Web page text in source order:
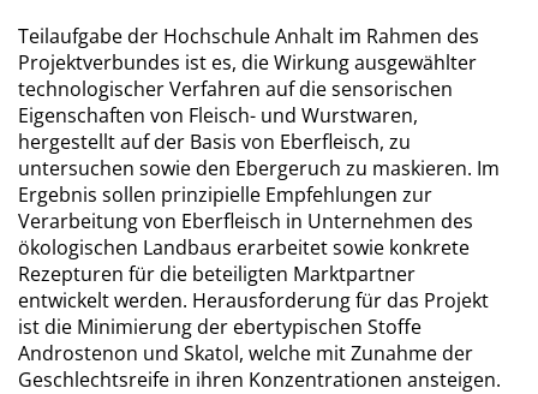
Teilaufgabe der Hochschule Anhalt im Rahmen des
Projektverbundes ist es, die Wirkung ausgewählter
technologischer Verfahren auf die sensorischen
Eigenschaften von Fleisch- und Wurstwaren,
hergestellt auf der Basis von Eberfleisch, zu
untersuchen sowie den Ebergeruch zu maskieren. Im
Ergebnis sollen prinzipielle Empfehlungen zur
Verarbeitung von Eberfleisch in Unternehmen des
ökologischen Landbaus erarbeitet sowie konkrete
Rezepturen für die beteiligten Marktpartner
entwickelt werden. Herausforderung für das Projekt
ist die Minimierung der ebertypischen Stoffe
Androstenon und Skatol, welche mit Zunahme der
Geschlechtsreife in ihren Konzentrationen ansteigen.